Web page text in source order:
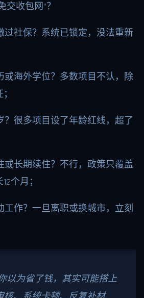
交收包网”？
过社保？系统已锁定，没法重新
或海外学位？多数项目不认，除
？很多项目设了年龄红线，超了
或长期续住？不行，政策只覆盖
个月；
工作？一旦离职或换城市，立刻
以为省了钱，其实可能搭上